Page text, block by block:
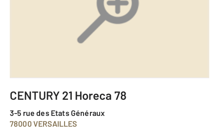
CENTURY 21 Horeca 78
3-5 rue des Etats Généraux
78000 VERSAILLES